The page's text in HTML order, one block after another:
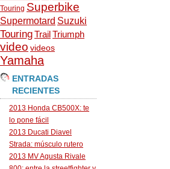
Touring Superbike
Supermotard Suzuki
TouringTrailTriumph
video videos
Yamaha
ENTRADAS
RECIENTES
2013 Honda CB500X: te
lo pone fácil
2013 Ducati Diavel
Strada: músculo rutero
2013 MV Agusta Rivale